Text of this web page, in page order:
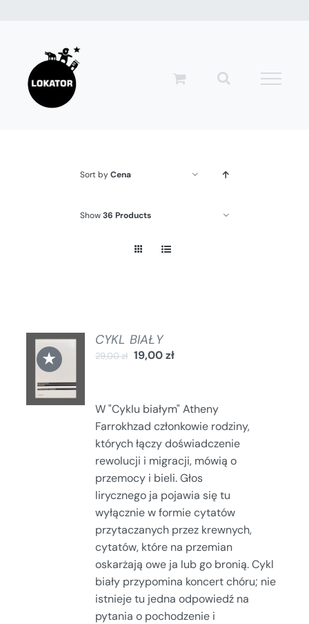
zawartości
Sort byCena
Show36 Products
★
DODAJ
DO
KOSZYKA
/
SZCZEGÓŁY
CYKL BIAŁY
29,00zł 19,00zł
W "Cyklu białym" Atheny
Farrokhzad członkowie rodziny,
których łączy doświadczenie
rewolucji i migracji, mówią o
przemocy i bieli. Głos
lirycznego ja pojawia się tu
wyłącznie w formie cytatów
przytaczanych przez krewnych,
cytatów, które na przemian
oskarżają owe ja lub go bronią. Cykl
biały przypomina koncert chóru; nie
istnieje tu jedna odpowiedź na
pytania o pochodzenie i